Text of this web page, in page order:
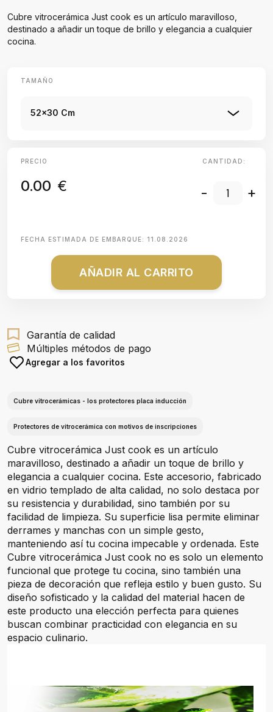
Cubre vitrocerámica Just cook es un artículo maravilloso,
destinado a añadir un toque de brillo y elegancia a cualquier
cocina.
TAMAÑO
52x30 Cm
PRECIO
0.00 €
CANTIDAD:
- +
FECHA ESTIMADA DE EMBARQUE: 11.08.2026
AÑADIR AL CARRITO
Garantía de calidad
Múltiples métodos de pago
Agregar a los favoritos
Cubre vitrocerámicas - los protectores placa inducción
Protectores de vitrocerámica con motivos de inscripciones
Cubre vitrocerámica Just cook es un artículo
maravilloso, destinado a añadir un toque de brillo y
elegancia a cualquier cocina. Este accesorio, fabricado
en vidrio templado de alta calidad, no solo destaca por
su resistencia y durabilidad, sino también por su
facilidad de limpieza. Su superficie lisa permite eliminar
derrames y manchas con un simple gesto,
manteniendo así tu cocina impecable y ordenada. Este
Cubre vitrocerámica Just cook no es solo un elemento
funcional que protege tu cocina, sino también una
pieza de decoración que refleja estilo y buen gusto. Su
diseño sofisticado y la calidad del material hacen de
este producto una elección perfecta para quienes
buscan combinar practicidad con elegancia en su
espacio culinario.